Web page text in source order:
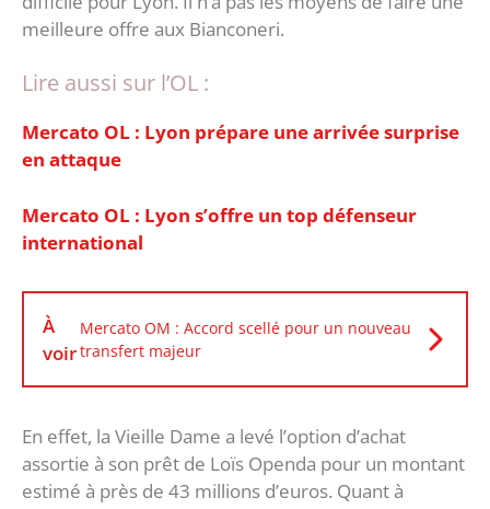
meilleure offre aux Bianconeri.
Lire aussi sur l’OL :
Mercato OL : Lyon prépare une arrivée surprise
en attaque
Mercato OL : Lyon s’offre un top défenseur
international
À
voir
Mercato OM : Accord scellé pour un nouveau
transfert majeur
En effet, la Vieille Dame a levé l’option d’achat
assortie à son prêt de Loïs Openda pour un montant
estimé à près de 43 millions d’euros. Quant à